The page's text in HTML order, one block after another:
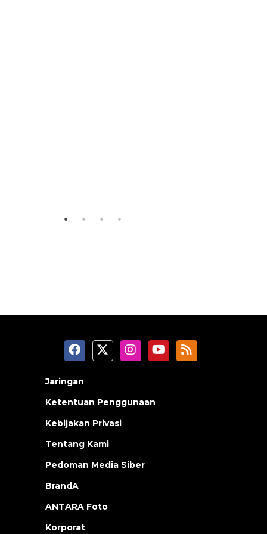
Jaringan
Ketentuan Penggunaan
Kebijakan Privasi
Tentang Kami
Pedoman Media Siber
BrandA
ANTARA Foto
Korporat